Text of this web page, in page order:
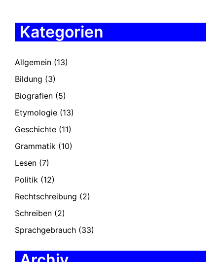
Kategorien
Allgemein (13)
Bildung (3)
Biografien (5)
Etymologie (13)
Geschichte (11)
Grammatik (10)
Lesen (7)
Politik (12)
Rechtschreibung (2)
Schreiben (2)
Sprachgebrauch (33)